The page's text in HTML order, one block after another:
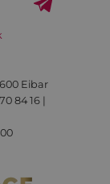
Eibar
84 16 |